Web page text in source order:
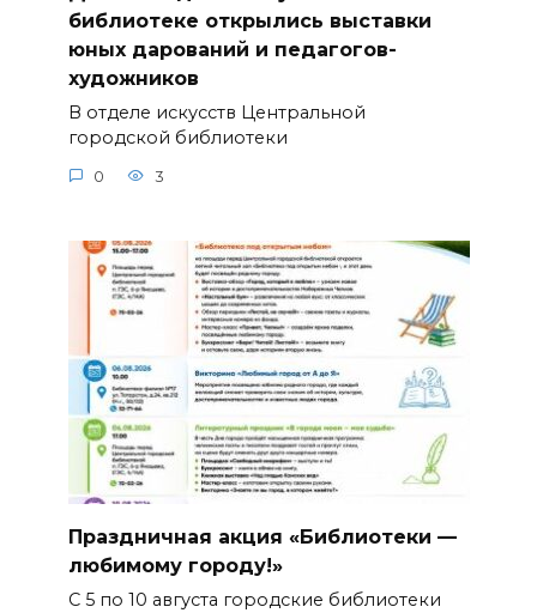
библиотеке открылись выставки
юных дарований и педагогов-
художников
В отделе искусств Центральной
городской библиотеки
0 3
Праздничная акция «Библиотеки —
любимому городу!»
С 5 по 10 августа городские библиотеки